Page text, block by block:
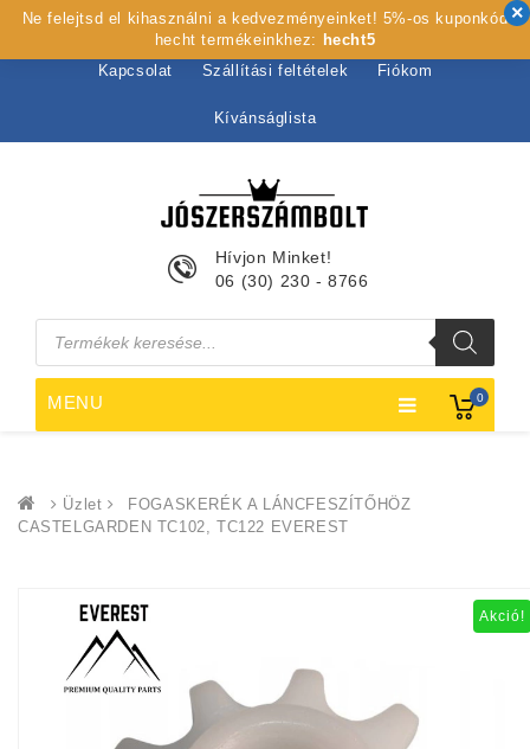
Kezdőlap Rólunk Webshop Szolgáltatások
Kapcsolat Szállítási feltételek Fiókom
Kívánságlista
0
Hívjon Minket!
06 (30) 230 - 8766
Products
search
MENU
Üzlet
FOGASKERÉK A LÁNCFESZÍTŐHÖZ
CASTELGARDEN TC102, TC122 EVEREST
Akció!
Ne felejtsd el kihasználni a kedvezményeinket! 5%-os kuponkód
hecht termékeinkhez: hecht5